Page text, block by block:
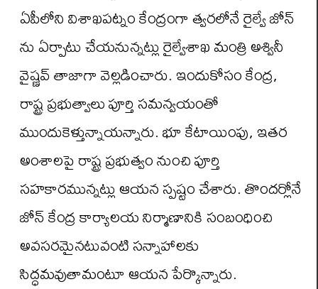
ఏపీలోని విశాఖపట్నం కేంద్రంగా త్వరలోనే రైల్వే జోన్
ను ఏర్పాటు చేయనున్నట్లు రైల్వేశాఖ మంత్రి అశ్వినీ
వైష్ణవ్ తాజాగా వెల్లడించారు. ఇందుకోసం కేంద్ర,
రాష్ట్ర ప్రభుత్వాలు పూర్తి సమన్వయంతో
ముందుకెళ్తున్నాయన్నారు. భూ కేటాయింపు, ఇతర
అంశాలపై రాష్ట్ర ప్రభుత్వం నుంచి పూర్తి
సహకారమున్నట్లు ఆయన స్పష్టం చేశారు. తొందర్లోనే
జోన్ కేంద్ర కార్యాలయ నిర్మాణానికి సంబంధించి
అవసరమైనటువంటి సన్నాహాలకు
సిద్ధమవుతామంటూ ఆయన పేర్కొన్నారు.